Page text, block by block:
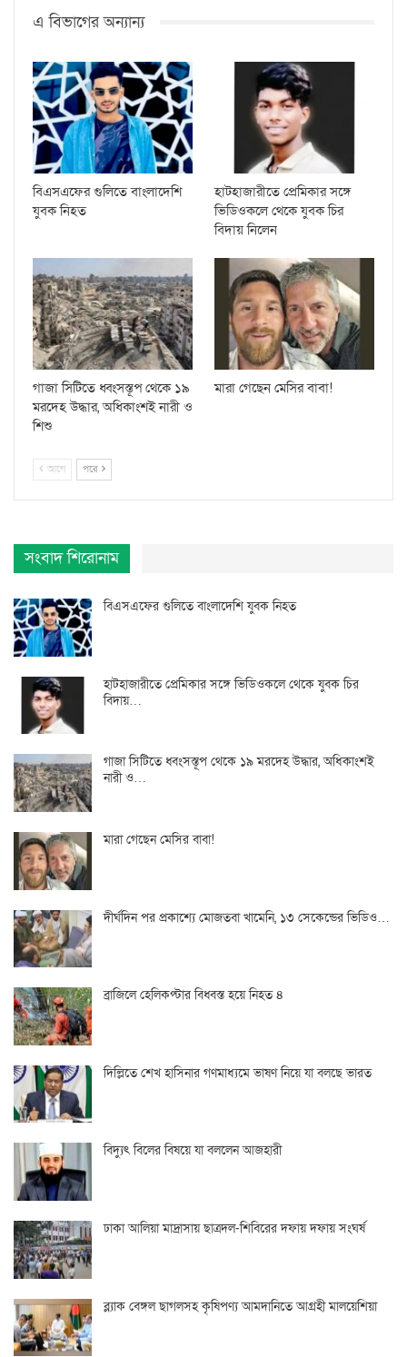
এ বিভাগের অন্যান্য
বিএসএফের গুলিতে বাংলাদেশি
যুবক নিহত
হাটহাজারীতে প্রেমিকার সঙ্গে
ভিডিওকলে থেকে যুবক চির
বিদায় নিলেন
গাজা সিটিতে ধ্বংসস্তূপ থেকে ১৯
মরদেহ উদ্ধার, অধিকাংশই নারী ও
শিশু
মারা গেছেন মেসির বাবা!
আগে পরে
সংবাদ শিরোনাম
বিএসএফের গুলিতে বাংলাদেশি যুবক নিহত
হাটহাজারীতে প্রেমিকার সঙ্গে ভিডিওকলে থেকে যুবক চির
বিদায়…
গাজা সিটিতে ধ্বংসস্তূপ থেকে ১৯ মরদেহ উদ্ধার, অধিকাংশই
নারী ও…
মারা গেছেন মেসির বাবা!
দীর্ঘদিন পর প্রকাশ্যে মোজতবা খামেনি, ১৩ সেকেন্ডের ভিডিও…
ব্রাজিলে হেলিকপ্টার বিধ্বস্ত হয়ে নিহত ৪
দিল্লিতে শেখ হাসিনার গণমাধ্যমে ভাষণ নিয়ে যা বলছে ভারত
বিদ্যুৎ বিলের বিষয়ে যা বললেন আজহারী
ঢাকা আলিয়া মাদ্রাসায় ছাত্রদল-শিবিরের দফায় দফায় সংঘর্ষ
ব্ল্যাক বেঙ্গল ছাগলসহ কৃষিপণ্য আমদানিতে আগ্রহী মালয়েশিয়া